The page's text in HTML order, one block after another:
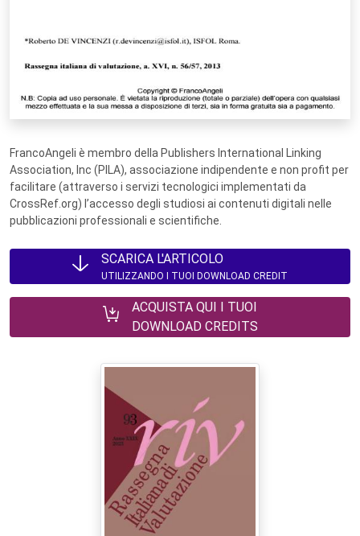
FrancoAngeli è membro della Publishers International Linking
Association, Inc (PILA), associazione indipendente e non profit per
facilitare (attraverso i servizi tecnologici implementati da
CrossRef.org) l’accesso degli studiosi ai contenuti digitali nelle
pubblicazioni professionali e scientifiche.
SCARICA L'ARTICOLO
UTILIZZANDO I TUOI DOWNLOAD CREDIT
ACQUISTA QUI I TUOI
DOWNLOAD CREDITS